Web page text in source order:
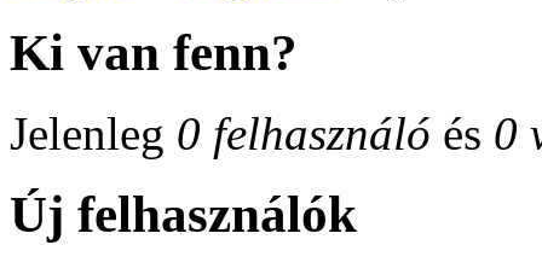
Ki van fenn?
Jelenleg 0 felhasználó és 0
Új felhasználók